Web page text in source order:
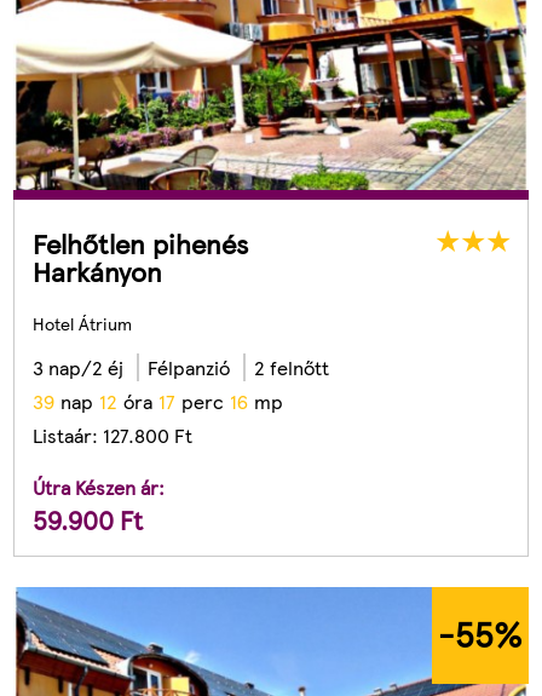
Felhőtlen pihenés
Harkányon
Hotel Átrium
3 nap/2 éj Félpanzió
2 felnőtt
39 nap 12 óra 17 perc 14 mp
Listaár: 127.800 Ft
Útra Készen ár:
59.900 Ft
-55%